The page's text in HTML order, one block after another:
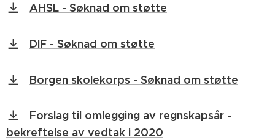
AHSL - Søknad om støtte
DIF - Søknad om støtte
Borgen skolekorps - Søknad om støtte
Forslag til omlegging av regnskapsår -
bekreftelse av vedtak i 2020